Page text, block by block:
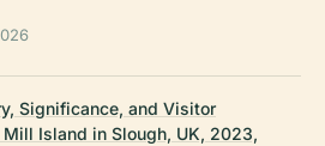
Significance, and Visitor
Island in Slough, UK, 2023,